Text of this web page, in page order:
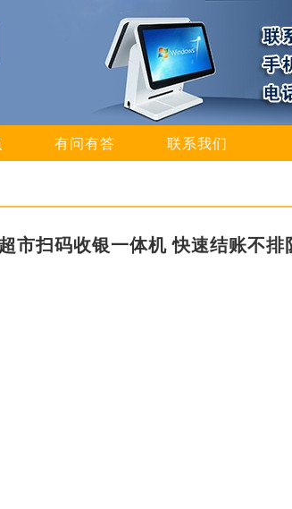
有问有答 联系我们
市扫码收银一体机 快速结账不排